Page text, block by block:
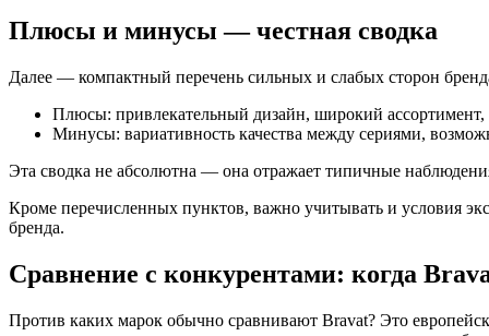
Плюсы и минусы — честная сводка
Далее — компактный перечень сильных и слабых сторон
Плюсы: привлекательный дизайн, широкий
Минусы: вариативность качества между сериями,
Эта сводка не абсолютна — она отражает типичные
Кроме перечисленных пунктов, важно учитывать и условия
бренда.
Сравнение с конкурентами: когда
Против каких марок обычно сравнивают Bravat? Это